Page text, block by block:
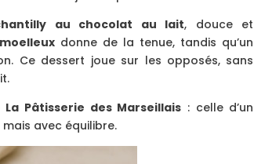
au chocolat au lait, douce et
donne de la tenue, tandis qu’un
Ce dessert joue sur les opposés, sans
La Pâtisserie des Marseillais : celle d’un
avec équilibre.